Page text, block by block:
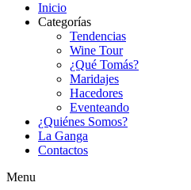
Inicio
Categorías
Tendencias
Wine Tour
¿Qué Tomás?
Maridajes
Hacedores
Eventeando
¿Quiénes Somos?
La Ganga
Contactos
Menu